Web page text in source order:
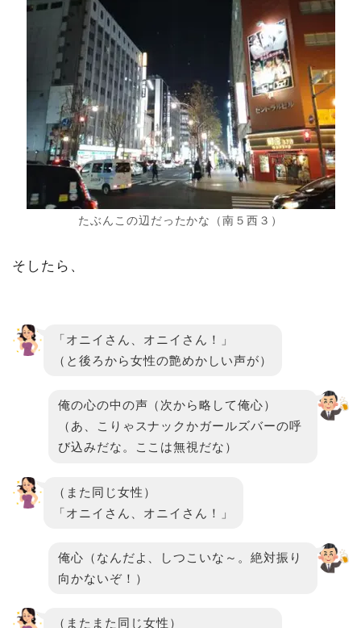
たぶんこの辺だったかな（南５西３）
そしたら、
「オニイさん、オニイさん！」
（と後ろから女性の艶めかしい声が）
俺の心の中の声（次から略して俺心）
（あ、こりゃスナックかガールズバーの呼
び込みだな。ここは無視だな）
（また同じ女性）
「オニイさん、オニイさん！」
俺心（なんだよ、しつこいな～。絶対振り
向かないぞ！）
（またまた同じ女性）